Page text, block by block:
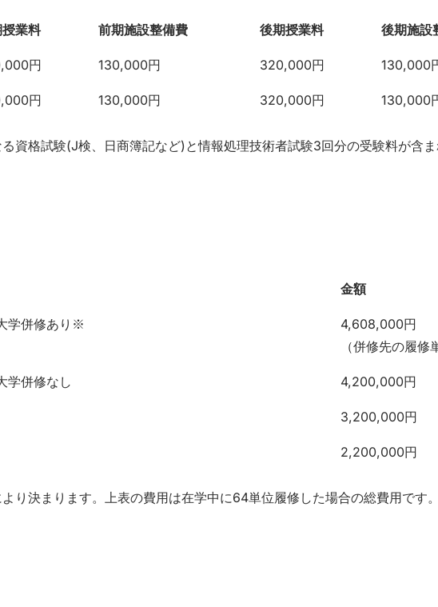
業料 前期施設整備費 後期授業料 後期施設
業料 前期施設整備費 後期授業料 後期施設
円 130,000円 320,000円 130,000
円 130,000円 320,000円 130,000
資格試験(J検、日商簿記など)と情報処理技術者試験3回分の受験料が含ま
金額
金額
学併修あり※
4,608,000円
（併修先の履修
学併修なし 4,200,000円
3,200,000円
2,200,000円
り決まります。上表の費用は在学中に64単位履修した場合の総費用です。